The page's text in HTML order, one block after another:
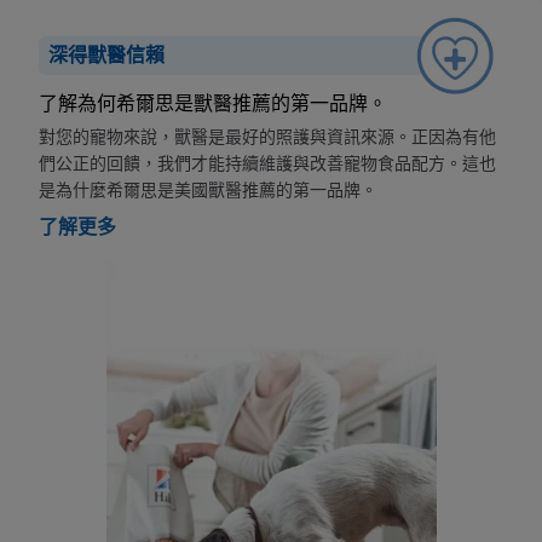
深得獸醫信賴
了解為何希爾思是獸醫推薦的第一品牌。
對您的寵物來說，獸醫是最好的照護與資訊來源。正因為有他
們公正的回饋，我們才能持續維護與改善寵物食品配方。這也
是為什麼希爾思是美國獸醫推薦的第一品牌。
了解更多